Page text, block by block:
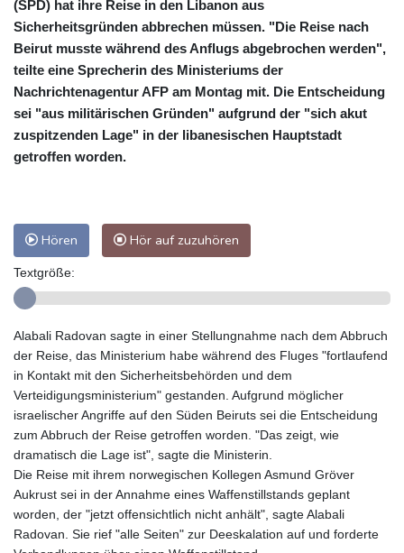
(SPD) hat ihre Reise in den Libanon aus
Sicherheitsgründen abbrechen müssen. "Die Reise nach
Beirut musste während des Anflugs abgebrochen werden",
teilte eine Sprecherin des Ministeriums der
Nachrichtenagentur AFP am Montag mit. Die Entscheidung
sei "aus militärischen Gründen" aufgrund der "sich akut
zuspitzenden Lage" in der libanesischen Hauptstadt
getroffen worden.
Hören Hör auf zuzuhören
Textgröße:
Alabali Radovan sagte in einer Stellungnahme nach dem Abbruch
der Reise, das Ministerium habe während des Fluges "fortlaufend
in Kontakt mit den Sicherheitsbehörden und dem
Verteidigungsministerium" gestanden. Aufgrund möglicher
israelischer Angriffe auf den Süden Beiruts sei die Entscheidung
zum Abbruch der Reise getroffen worden. "Das zeigt, wie
dramatisch die Lage ist", sagte die Ministerin.
Die Reise mit ihrem norwegischen Kollegen Asmund Gröver
Aukrust sei in der Annahme eines Waffenstillstands geplant
worden, der "jetzt offensichtlich nicht anhält", sagte Alabali
Radovan. Sie rief "alle Seiten" zur Deeskalation auf und forderte